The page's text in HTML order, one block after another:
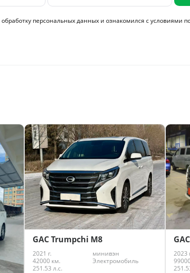
обработку персональных данных и ознакомился с условиями
GAC Trumpchi M8
2021 г.
минивэн
42000 км.
Электромобиль
251.53 л.с.
2023